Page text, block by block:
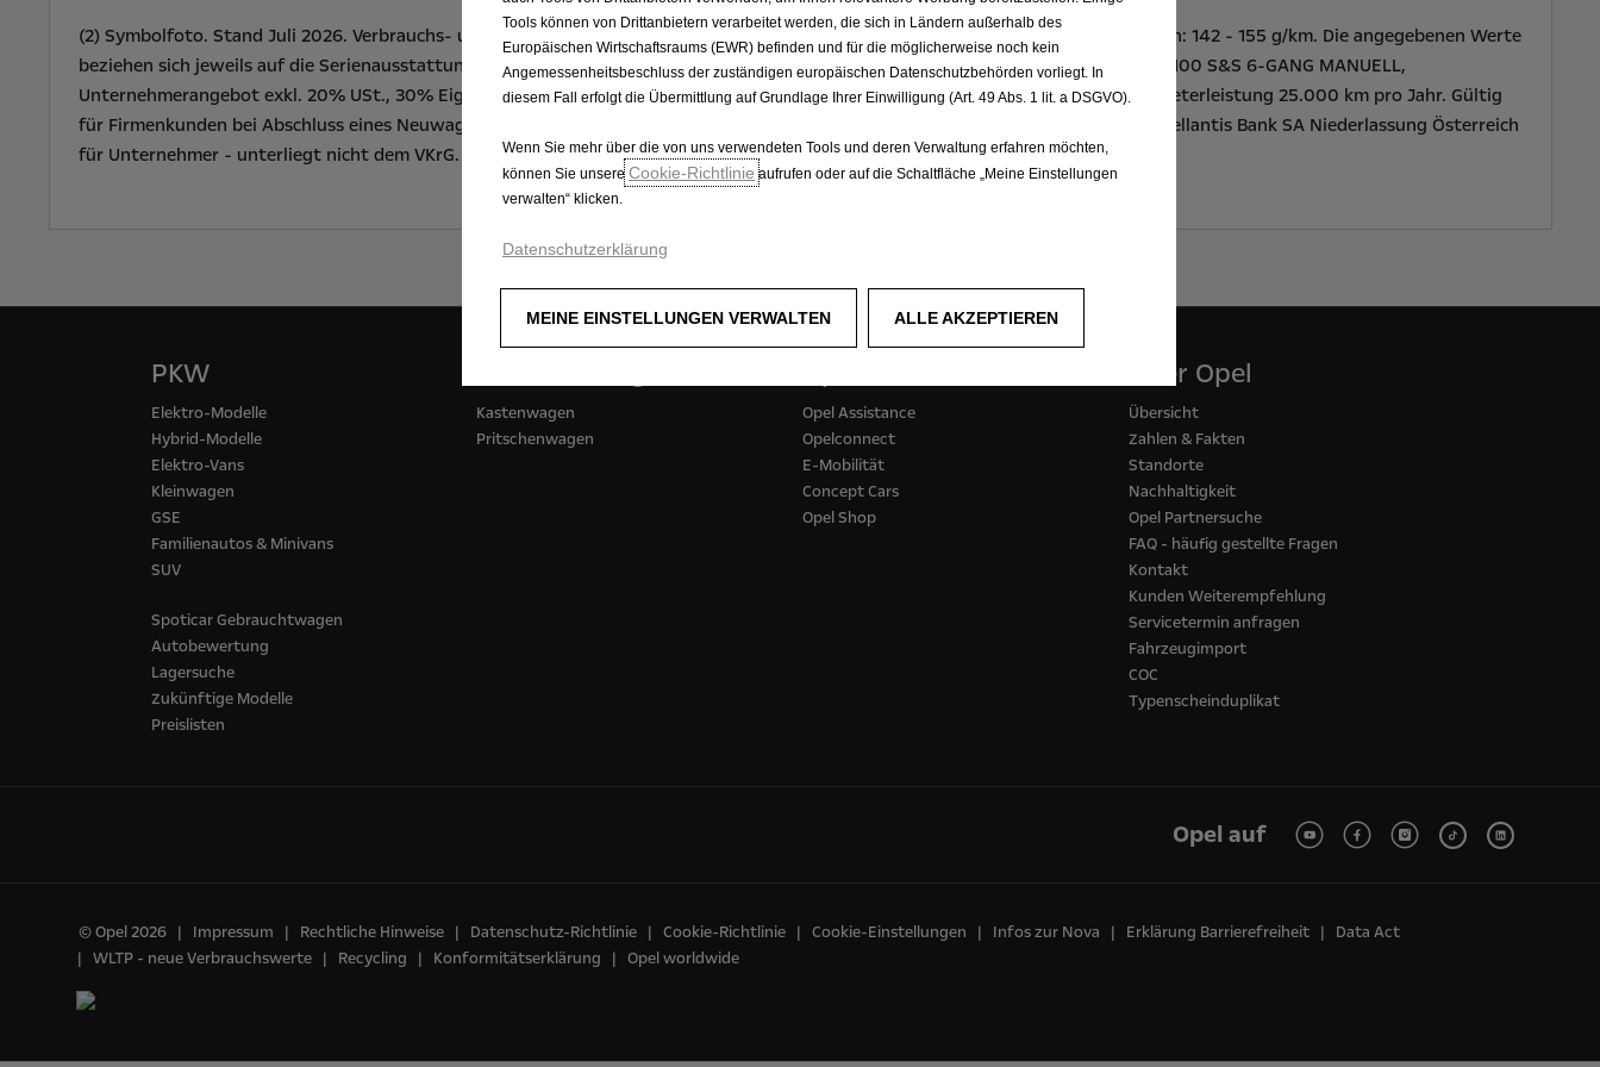
(2) Symbolfoto. Stand Juli 2026. Verbrauchs- und Emissionswerte nach WLTP. Verbrauch kombiniert: 5,4 - 6,8 l/100km;CO2-Emission: 142 - 155 g/km. Die angegebenen Werte
beziehen sich jeweils auf die Serienausstattung und sind als Richtwerte zu verstehen. Leasingrate für COMBO LKW KW M BLUEHDI 100 S&S 6-GANG MANUELL,
Unternehmerangebot exkl. 20% USt., 30% Eigenleistung, zzgl. Bearbeitungs- und Rechtsgeschäftsgeb., 48 Monate Laufzeit; Kilometerleistung 25.000 km pro Jahr. Gültig
für Firmenkunden bei Abschluss eines Neuwagen-Kaufvertrages bis auf Widerruf, längstens jedoch bis 30.09.2026. Angebot von Stellantis Bank SA Niederlassung Österreich
für Unternehmer - unterliegt nicht dem VKrG. Weitere Details bei Ihrem Opel-Partner. Druck- und Satzfehler vorbehalten.
PKW
Elektro-Modelle
Hybrid-Modelle
Elektro-Vans
Kleinwagen
GSE
Familienautos & Minivans
SUV
Spoticar Gebrauchtwagen
Autobewertung
Lagersuche
Zukünftige Modelle
Preislisten
Kastenwagen
Pritschenwagen
Opel Assistance
Opelconnect
E-Mobilität
Concept Cars
Opel Shop
Über Opel
Übersicht
Zahlen & Fakten
Standorte
Nachhaltigkeit
Opel Partnersuche
FAQ - häufig gestellte Fragen
Kontakt
Kunden Weiterempfehlung
Servicetermin anfragen
Fahrzeugimport
COC
Typenscheinduplikat
Opel auf
© Opel 2026 Impressum Rechtliche Hinweise Datenschutz-Richtlinie Cookie-Richtlinie Cookie-Einstellungen Infos zur Nova Erklärung Barrierefreiheit
Data Act
WLTP - neue Verbrauchswerte
Recycling Konformitätserklärung Opel worldwide
Tools können von Drittanbietern verarbeitet werden, die sich in Ländern außerhalb des
Europäischen Wirtschaftsraums (EWR) befinden und für die möglicherweise noch kein
Angemessenheitsbeschluss der zuständigen europäischen Datenschutzbehörden vorliegt. In
diesem Fall erfolgt die Übermittlung auf Grundlage Ihrer Einwilligung (Art. 49 Abs. 1 lit. a DSGVO).
Wenn Sie mehr über die von uns verwendeten Tools und deren Verwaltung erfahren möchten,
können Sie unsere Cookie‑Richtlinie aufrufen oder auf die Schaltfläche „Meine Einstellungen
verwalten“ klicken.
Datenschutzerklärung
MEINE EINSTELLUNGEN VERWALTEN ALLE AKZEPTIEREN